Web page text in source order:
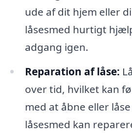
ude af dit hjem eller
låsesmed hurtigt
adgang igen.
Reparation af låse:
over tid, hvilket kan
med at åbne eller
låsesmed kan